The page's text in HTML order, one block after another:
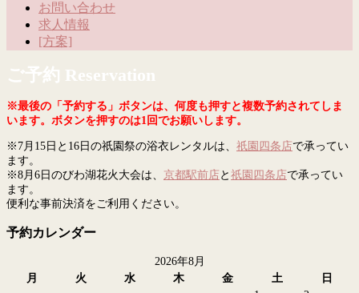
お問い合わせ
求人情報
[方案]
ご予約 Reservation
※最後の「予約する」ボタンは、何度も押すと複数予約されてしま
います。ボタンを押すのは1回でお願いします。
※7月15日と16日の祇園祭の浴衣レンタルは、 祇園四条店で承ってい
ます。
※8月6日のびわ湖花火大会は、 京都駅前店 と 祇園四条店で承ってい
ます。
便利な事前決済をご利用ください。
予約カレンダー
2026年8月
月
火 水 木 金 土
日